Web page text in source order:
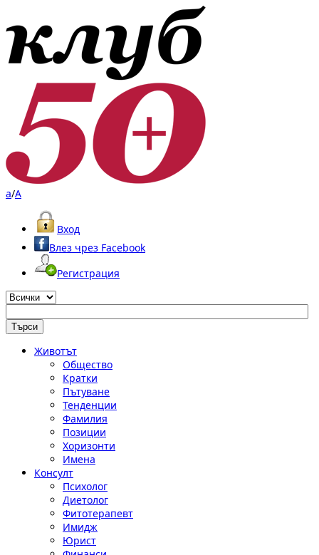
a/A
Вход
Влез чрез Facebook
Регистрация
Животът
Общество
Кратки
Пътуване
Тенденции
Фамилия
Позиции
Хоризонти
Имена
Консулт
Психолог
Диетолог
Фитотерапевт
Имидж
Юрист